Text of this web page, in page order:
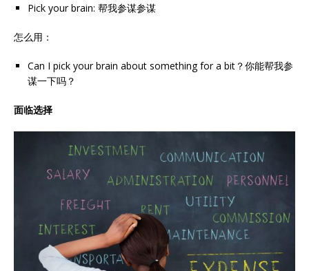
Pick your brain: 帮我参谋参谋
怎么用：
Can I pick your brain about something for a bit？你能帮我参
谋一下吗？
面临选择